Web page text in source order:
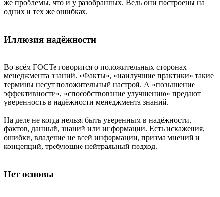
же проблемы, что и у разобранных. Ведь они построены на
одних и тех же ошибках.
Иллюзия надёжности
Во всём ГОСТе говорится о положительных сторонах
менеджмента знаний. «Факты», «наилучшие практики» такие
термины несут положительный настрой. А «повышение
эффективности», «способствование улучшению» предают
уверенность в надёжности менеджмента знаний.
На деле не когда нельзя быть уверенным в надёжности,
фактов, данный, знаний или информации. Есть искажения,
ошибки, владение не всей информации, призма мнений и
концепций, требующие нейтральный подход.
Нет основы